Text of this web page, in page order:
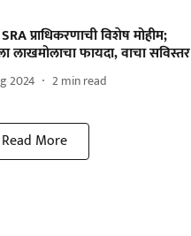
प्राधिकरणाची विशेष मोहीम;
लाखमोलाचा फायदा, वाचा सविस्तर
2024 2min read
Read More